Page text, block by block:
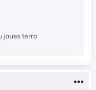
joues terro